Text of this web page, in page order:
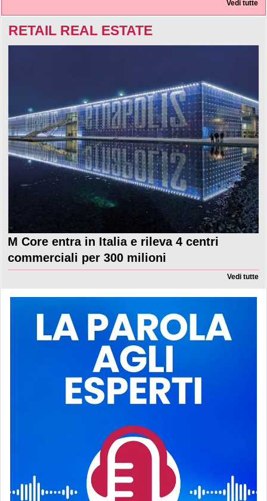
Vedi tutte
RETAIL REAL ESTATE
M Core entra in Italia e rileva 4 centri
commerciali per 300 milioni
Vedi tutte